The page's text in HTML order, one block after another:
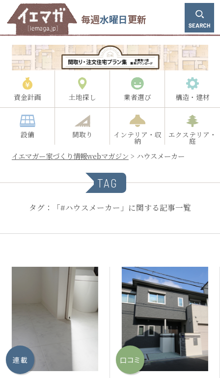
毎週水曜日更新
資金計画 土地探し 業者選び 構造・建材
設備 間取り インテリア・収
納
エクステリア・
庭
イエマガー家づくり情報webマガジン > ハウスメーカー
TAG
タグ：「#ハウスメーカー」に関する記事一覧
連 載 口コミ